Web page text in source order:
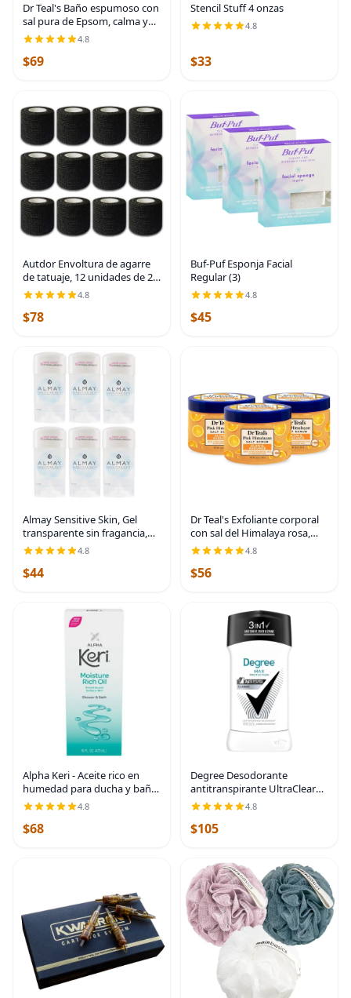
Dr Teal's Baño espumoso con
sal pura de Epsom, calma y
duerme con lavanda, 34
onzas líquidas (paquete de 4)
4.8
$69
Stencil Stuff 4 onzas
4.8
$33
Autdor Envoltura de agarre
de tatuaje, 12 unidades de 2
pulgadas x 5 yardas, cinta de
agarre cohesiva desechable
para tatuajes, rollos de
4.8
$78
Buf-Puf Esponja Facial
Regular (3)
4.8
$45
Almay Sensitive Skin, Gel
transparente sin fragancia,
2.25 onzas, (paquete de 6) |
Paquete de 6
4.8
$44
Dr Teal's Exfoliante corporal
con sal del Himalaya rosa,
resplandor y resplandor con
sal pura de Epsom y aceites
esenciales cítricos, 16 onzas
4.8
$56
Alpha Keri - Aceite rico en
humedad para ducha y baño,
16 onzas (paquete de 2)
4.8
$68
Degree Desodorante
antitranspirante UltraClear
para hombre, color negro y
blanco, paquete de 12,
antitranspirante de
4.8
$105